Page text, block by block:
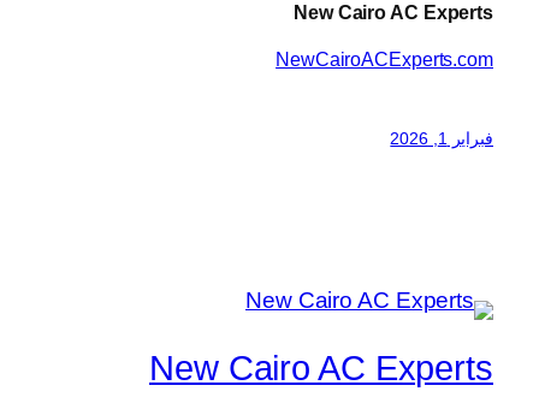
New Cairo AC Experts
NewCairoACExperts.com
فبراير 1, 2026
New Cairo AC Experts